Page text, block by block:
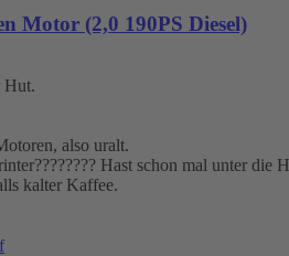
Motor (2,0 190PS Diesel)
Hut.
also uralt.
Hast schon mal unter die
kalter Kaffee.